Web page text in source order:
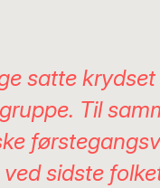
satte
Til
sidste